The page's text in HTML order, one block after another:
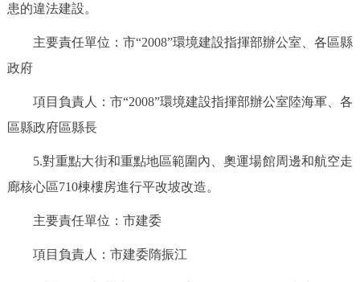
ENGLISH
ESPAÑOL العربية PORTUGUÊS
患的違法建設。
主要責任單位：市“2008”環境建設指揮部辦公室、各區縣
政府
項目負責人：市“2008”環境建設指揮部辦公室陸海軍、各
區縣政府區縣長
5.對重點大街和重點地區範圍內、奧運場館周邊和航空走
廊核心區710棟樓房進行平改坡改造。
主要責任單位：市建委
項目負責人：市建委隋振江